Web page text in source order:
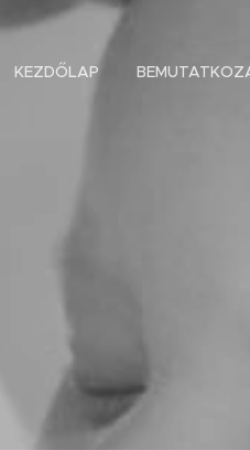
KEZDŐLAP